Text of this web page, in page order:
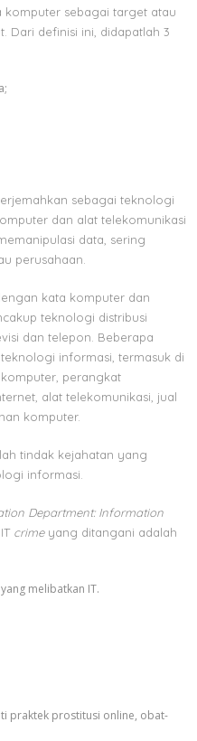
sebagai target atau
Dari definisi ini, didapatlah 3
sebagai teknologi
dan alat telekomunikasi
data, sering
perusahaan.
kata komputer dan
teknologi distribusi
dan telepon. Beberapa
informasi, termasuk di
perangkat
alat telekomunikasi, jual
komputer.
tindak kejahatan yang
informasi.
Department: Information
crimeyang ditangani adalah
melibatkan IT.
praktek prostitusi online, obat-